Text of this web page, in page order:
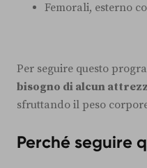
Femorali, esterno
Per seguire questo
bisogno di alcun
sfruttando il peso
Perché seguire